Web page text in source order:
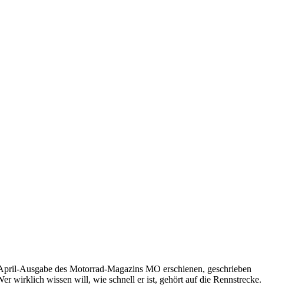
Ausgabe des Motorrad-Magazins MO erschienen, geschrieben
wirklich wissen will, wie schnell er ist, gehört auf die Rennstrecke.